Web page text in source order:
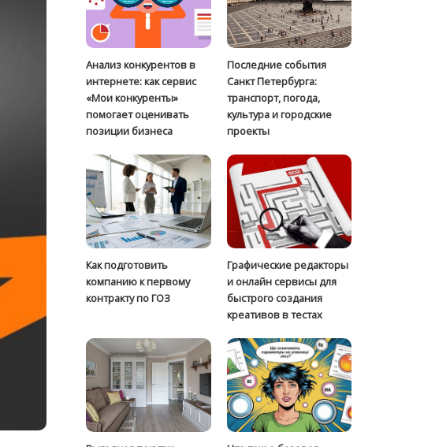
Анализ конкурентов в
интернете: как сервис
«Мои конкуренты»
помогает оценивать
позиции бизнеса
Последние события
Санкт Петербурга:
транспорт, погода,
культура и городские
проекты
Как подготовить
компанию к первому
контракту по ГОЗ
Графические редакторы
и онлайн сервисы для
быстрого создания
креативов в тестах